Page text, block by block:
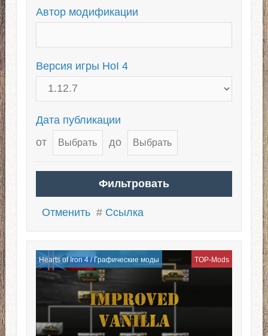
Автор модификации
Версия игры HoI 4
Дата публикации
от
до
Отменить # Ссылка
Hearts of Iron 4/Графические моды TOP-Mods